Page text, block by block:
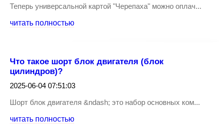
Теперь универсальной картой "Черепаха" можно оплач...
читать полностью
Что такое шорт блок двигателя (блок
цилиндров)?
2025-06-04 07:51:03
Шорт блок двигателя &ndash; это набор основных ком...
читать полностью